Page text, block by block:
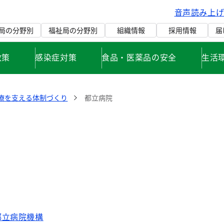
音声読み上
の分野別 福祉局の分野別 組織情報 採用情報
感染症対策 食品・医薬品の安全 生活
を支える体制づくり 都立病院
病院機構